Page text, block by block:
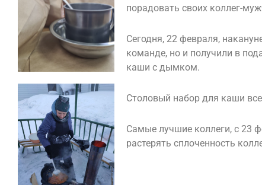
порадовать своих коллег-
Сегодня, 22 февраля,
команде, но и получили в
каши с дымком.
Столовый набор для каши
Самые лучшие коллеги, с 23
растерять сплоченность